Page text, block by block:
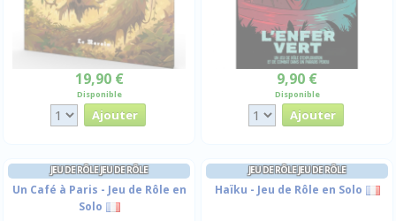
19,90 €
Disponible
9,90 €
Disponible
JEU DE RÔLE JEU DE RÔLE
Un Café à Paris - Jeu de Rôle en
Solo
JEU DE RÔLE JEU DE RÔLE
Haïku - Jeu de Rôle en Solo